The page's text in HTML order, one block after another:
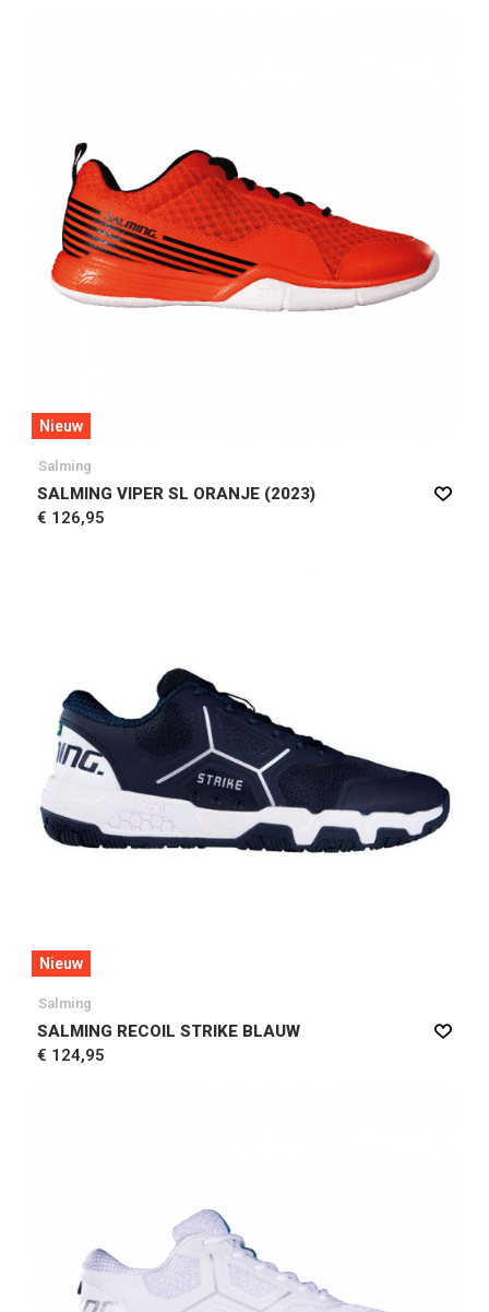
Nieuw
Salming
SALMING VIPER SL ORANJE (2023)
€ 126,95
Nieuw
Salming
SALMING RECOIL STRIKE BLAUW
€ 124,95